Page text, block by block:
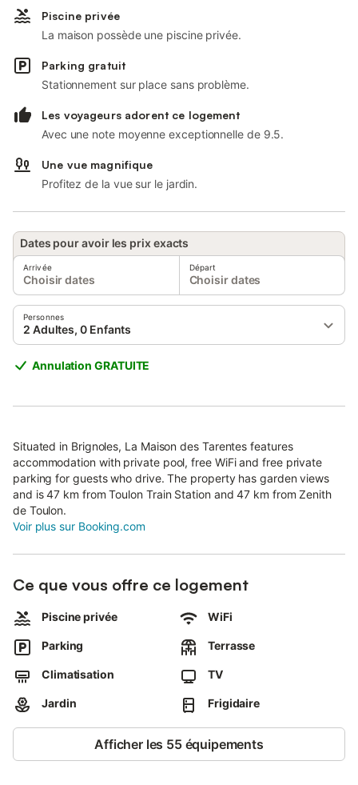
Piscine privée
La maison possède une piscine privée.
Parking gratuit
Stationnement sur place sans problème.
Les voyageurs adorent ce logement
Avec une note moyenne exceptionnelle de 9.5.
Une vue magnifique
Profitez de la vue sur le jardin.
Dates pour avoir les prix exacts
Arrivée
Choisir dates
Départ
Choisir dates
Personnes
2 Adultes, 0 Enfants
Annulation GRATUITE
Situated in Brignoles, La Maison des Tarentes features
accommodation with private pool, free WiFi and free private
parking for guests who drive. The property has garden views
and is 47 km from Toulon Train Station and 47 km from Zenith
de Toulon.
Voir plus sur Booking.com
Ce que vous offre ce logement
Piscine privée WiFi
Parking Terrasse
Climatisation TV
Jardin Frigidaire
Afficher les 55 équipements